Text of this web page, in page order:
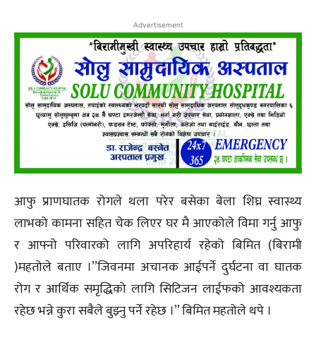
Advertisement
आफु प्राणघातक रोगले थला परेर बसेका बेला शिघ्र स्वास्थ्य
लाभको कामना सहित चेक लिएर घर मै आएकोले विमा गर्नु आफु
र आफ्नो परिवारको लागि अपरिहार्य रहेको बिमित (बिरामी
)महतोले बताए ।’’जिवनमा अचानक आईपर्ने दुर्घटना वा घातक
रोग र आर्थिक समृद्धिको लागि सिटिजन लाईफको आवश्यकता
रहेछ भन्ने कुरा सबैले बुझ्नु पर्ने रहेछ ।’’ बिमित महतोले थपे ।